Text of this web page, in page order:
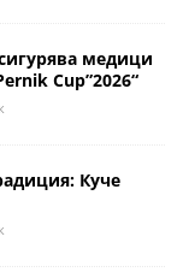
медици
Cup”2026“
Куче